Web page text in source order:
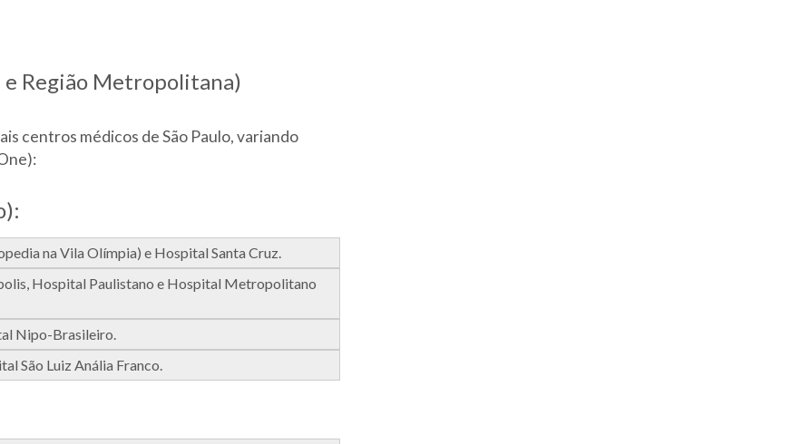
Região Metropolitana)
centros médicos de São Paulo, variando
na Vila Olímpia) e Hospital Santa Cruz.
Hospital Paulistano e Hospital Metropolitano
Nipo-Brasileiro.
São Luiz Anália Franco.